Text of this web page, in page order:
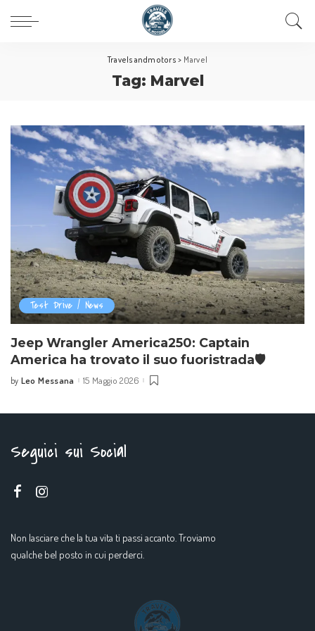
Travelsandmotors > Marvel
Tag: Marvel
Test Drive / News
Jeep Wrangler America250: Captain
America ha trovato il suo fuoristrada🛡️
by Leo Messana 15 Maggio 2026
Seguici sui Social
Non lasciare che la tua vita ti passi accanto. Troviamo
qualche bel posto in cui perderci.